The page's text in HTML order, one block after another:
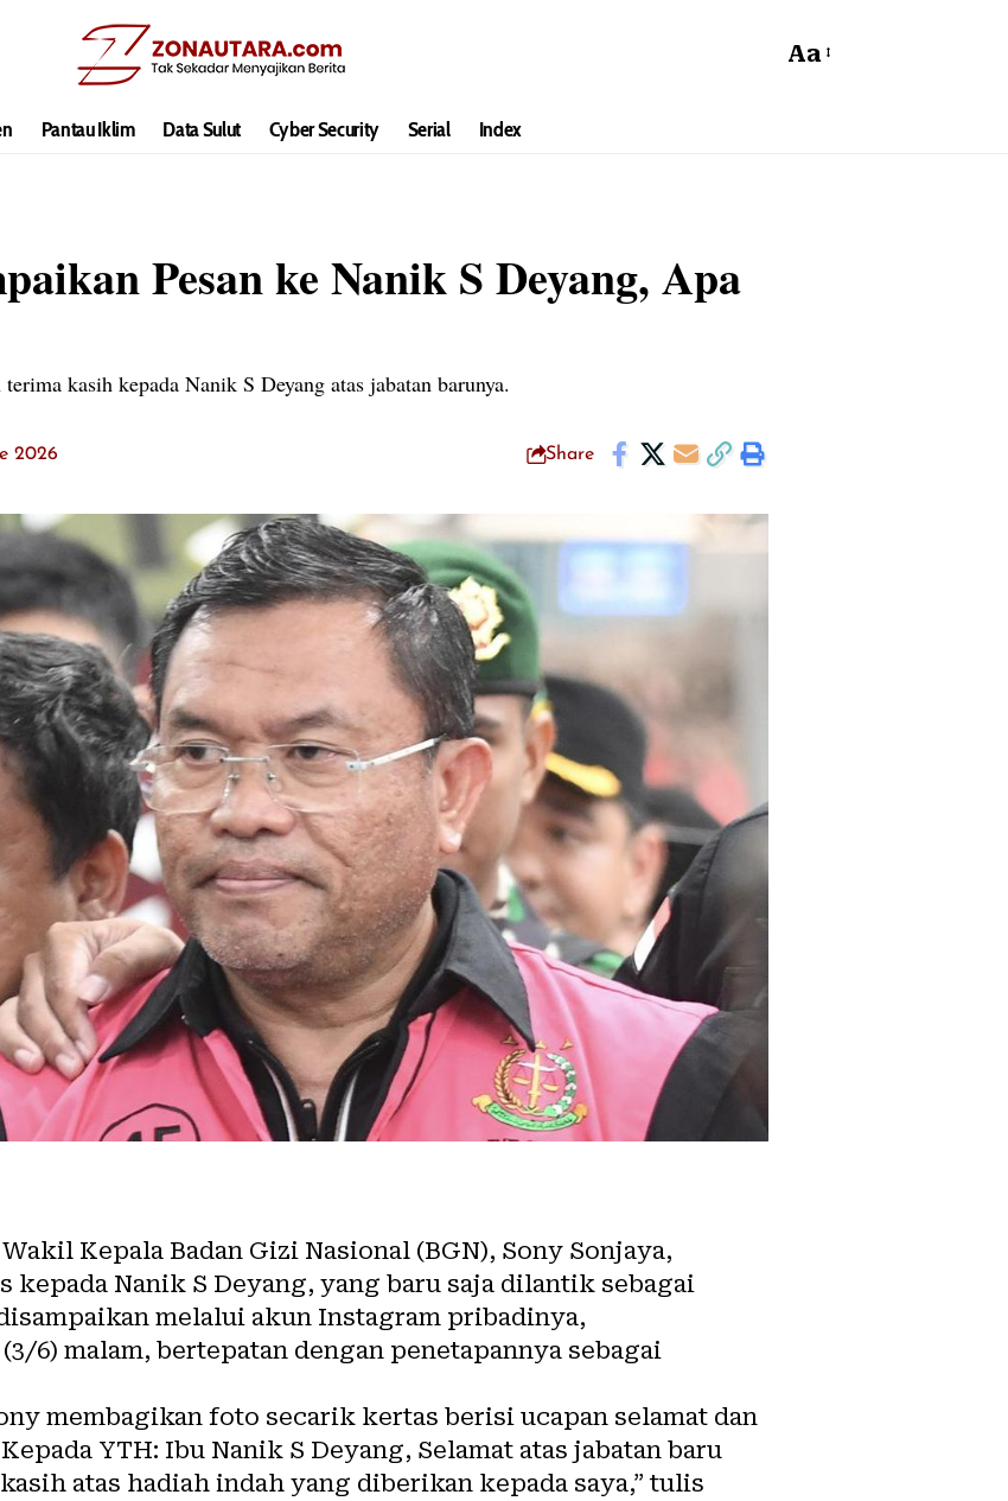
Aa
Pantau Iklim Data Sulut Cyber Security Serial Index
Pesan ke Nanik S Deyang, Apa
kasih kepada Nanik S Deyang atas jabatan barunya.
2026 Share
Kepala Badan Gizi Nasional (BGN), Sony Sonjaya,
kepada Nanik S Deyang, yang baru saja dilantik sebagai
melalui akun Instagram pribadinya,
6) malam, bertepatan dengan penetapannya sebagai
membagikan foto secarik kertas berisi ucapan selamat dan
YTH: Ibu Nanik S Deyang, Selamat atas jabatan baru
atas hadiah indah yang diberikan kepada saya,” tulis